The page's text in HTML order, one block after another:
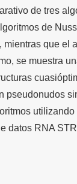
de tres
de
que el
se muestra
pseudonudos
datos RNA